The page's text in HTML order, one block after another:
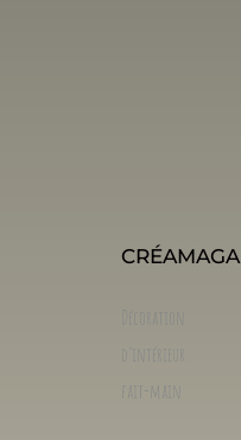
CRÉAMAGA
fait-main